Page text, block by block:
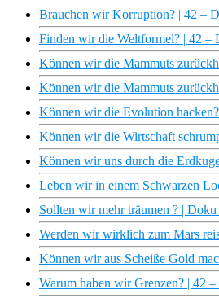
Brauchen wir Korruption? | 42 –
Finden wir die Weltformel? | 42 –
Können wir die Mammuts
Können wir die Mammuts
Können wir die Evolution
Können wir die Wirtschaft
Können wir uns durch die
Leben wir in einem Schwarzen
Sollten wir mehr träumen ? |
Werden wir wirklich zum Mars
Können wir aus Scheiße Gold
Warum haben wir Grenzen? | 42